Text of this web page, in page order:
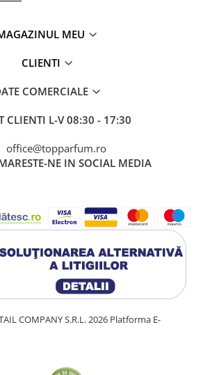
MEU
CLIENTI
COMERCIALE
CLIENTI L-V 08:30 - 17:30
office@topparfum.ro
NE IN SOCIAL MEDIA
COMPANY S.R.L. 2026 Platforma E-